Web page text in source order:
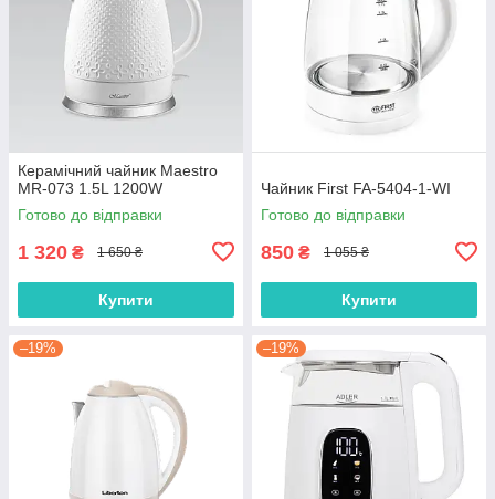
Керамічний чайник Maestro
MR-073 1.5L 1200W
Готово до відправки
1 320 ₴ 1 650 ₴
Купити
Чайник First FA-5404-1-WI
Готово до відправки
850 ₴ 1 055 ₴
Купити
–19% –19%